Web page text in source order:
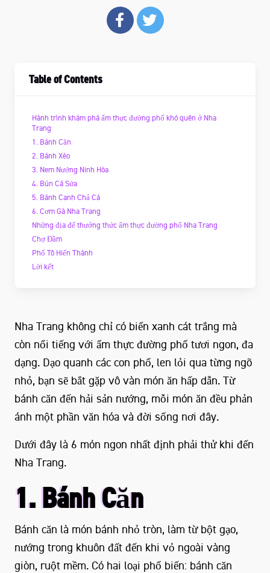
Table of Contents
Hành trình khám phá ẩm thực đường phố khó quên ở Nha
Trang
1. Bánh Căn
2. Bánh Xèo
3. Nem Nướng Ninh Hòa
4. Bún Cá Sứa
5. Bánh Canh Chả Cá
6. Cơm Gà Nha Trang
Những địa để thưởng thức ẩm thực đường phố Nha Trang
Chợ Đầm
Phố Tô Hiến Thành
Lời kết
Nha Trang không chỉ có biển xanh cát trắng mà
còn nổi tiếng với ẩm thực đường phố tươi ngon, đa
dạng. Dạo quanh các con phố, len lỏi qua từng ngõ
nhỏ, bạn sẽ bắt gặp vô vàn món ăn hấp dẫn. Từ
bánh căn đến hải sản nướng, mỗi món ăn đều phản
ánh một phần văn hóa và đời sống nơi đây.
Dưới đây là 6 món ngon nhất định phải thử khi đến
Nha Trang.
1. Bánh Căn
Bánh căn là món bánh nhỏ tròn, làm từ bột gạo,
nướng trong khuôn đất đến khi vỏ ngoài vàng
giòn, ruột mềm. Có hai loại phổ biến: bánh căn